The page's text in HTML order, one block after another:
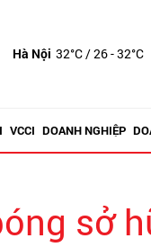
Hà Nội 32°C/ 26 - 32°C
VCCI DOANH NGHIỆP
sở